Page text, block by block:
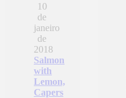
10
de
janeiro
de
2018
Salmon
with
Lemon,
Capers